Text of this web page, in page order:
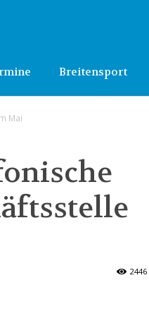
Breitensport
Mai
2446